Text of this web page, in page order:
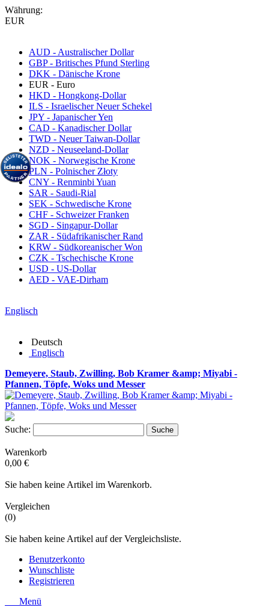
Währung:
EUR
AUD - Australischer Dollar
GBP - Britisches Pfund Sterling
DKK - Dänische Krone
EUR - Euro
HKD - Hongkong-Dollar
ILS - Israelischer Neuer Schekel
JPY - Japanischer Yen
CAD - Kanadischer Dollar
TWD - Neuer Taiwan-Dollar
NZD - Neuseeland-Dollar
NOK - Norwegische Krone
PLN - Polnischer Złoty
CNY - Renminbi Yuan
SAR - Saudi-Rial
SEK - Schwedische Krone
CHF - Schweizer Franken
SGD - Singapur-Dollar
ZAR - Südafrikanischer Rand
KRW - Südkoreanischer Won
CZK - Tschechische Krone
USD - US-Dollar
AED - VAE-Dirham
Englisch
Deutsch
Englisch
Demeyere, Staub, Zwilling, Bob Kramer &amp; Miyabi -
Pfannen, Töpfe, Woks und Messer
Suche: Suche
Warenkorb
0,00 €
Sie haben keine Artikel im Warenkorb.
Vergleichen
(0)
Sie haben keine Artikel auf der Vergleichsliste.
Benutzerkonto
Wunschliste
Registrieren
Menü